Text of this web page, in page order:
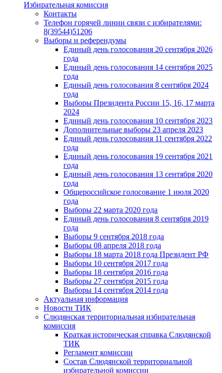
Избирательная комиссия
Контакты
Телефон горячей линии связи с избирателями:
8(39544)51206
Выборы и референдумы
Единый день голосования 20 сентября 2026
года
Единый день голосования 14 сентября 2025
года
Единый день голосования 8 сентября 2024
года
Выборы Президента России 15, 16, 17 марта
2024
Единый день голосования 10 сентября 2023
Дополнительные выборы 23 апреля 2023
Единый день голосования 11 сентября 2022
года
Единый день голосования 19 сентября 2021
года
Единый день голосования 13 сентября 2020
года
Общероссийское голосование 1 июля 2020
года
Выборы 22 марта 2020 года
Единый день голосования 8 сентября 2019
года
Выборы 9 сентября 2018 года
Выборы 08 апреля 2018 года
Выборы 18 марта 2018 года Президент РФ
Выборы 10 сентября 2017 года
Выборы 18 сентября 2016 года
Выборы 27 сентября 2015 года
Выборы 14 сентября 2014 года
Актуальная информация
Новости ТИК
Слюдянская территориальная избирательная
комиссия
Краткая историческая справка Слюдянской
ТИК
Регламент комиссии
Состав Слюдянской территориальной
избирательной комиссии